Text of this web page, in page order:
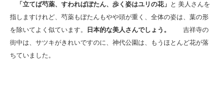
「立てば芍薬、すわればぼたん、歩く姿はユリの花」 と 美人さんを
指しますけれど、芍薬もぼたんもやや頭が重く、全体の姿は、葉の形
を除いてよく似ています。
日本的な美人さんでしょう。
吉祥寺の
街中は、サツキがきれいですのに、神代公園は、もうほとんど花が落
ちていました。